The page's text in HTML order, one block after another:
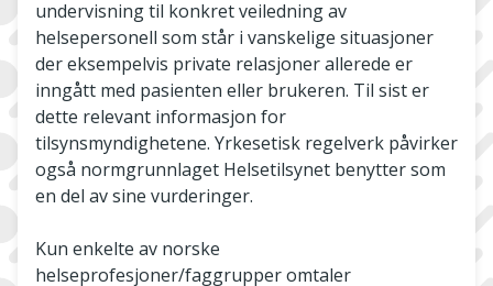
undervisning til konkret veiledning av
helsepersonell som står i vanskelige situasjoner
der eksempelvis private relasjoner allerede er
inngått med pasienten eller brukeren. Til sist er
dette relevant informasjon for
tilsynsmyndighetene. Yrkesetisk regelverk påvirker
også normgrunnlaget Helsetilsynet benytter som
en del av sine vurderinger.
Kun enkelte av norske
helseprofesjoner/faggrupper omtaler